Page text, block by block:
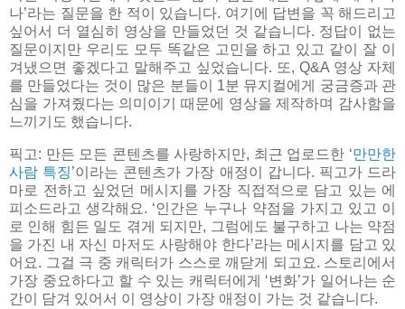
나’라는 질문을 한 적이 있습니다. 여기에 답변을 꼭 해드리고
싶어서 더 열심히 영상을 만들었던 것 같습니다. 정답이 없는
질문이지만 우리도 모두 똑같은 고민을 하고 있고 같이 잘 이
겨냈으면 좋겠다고 말해주고 싶었습니다. 또, Q&A 영상 자체
를 만들었다는 것이 많은 분들이 1분 뮤지컬에게 궁금증과 관
심을 가져줬다는 의미이기 때문에 영상을 제작하며 감사함을
느끼기도 했습니다.
픽고: 만든 모든 콘텐츠를 사랑하지만, 최근 업로드한 ‘만만한
사람 특징’이라는 콘텐츠가 가장 애정이 갑니다. 픽고가 드라
마로 전하고 싶었던 메시지를 가장 직접적으로 담고 있는 에
피소드라고 생각해요. ‘인간은 누구나 약점을 가지고 있고 이
로 인해 힘든 일도 겪게 되지만, 그럼에도 불구하고 나는 약점
을 가진 내 자신 마저도 사랑해야 한다’라는 메시지를 담고 있
어요. 그걸 극 중 캐릭터가 스스로 깨닫게 되고요. 스토리에서
가장 중요하다고 할 수 있는 캐릭터에게 ‘변화’가 일어나는 순
간이 담겨 있어서 이 영상이 가장 애정이 가는 것 같습니다.